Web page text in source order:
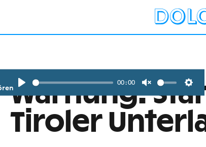
Play
00:00
Unmute
Warnung:
Tiroler